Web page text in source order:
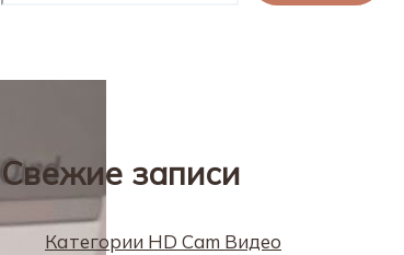
Свежие записи
Категории HD Cam Видео